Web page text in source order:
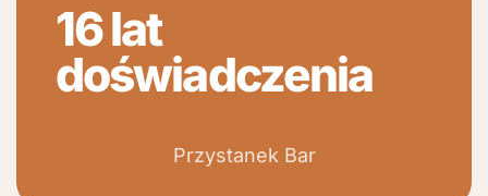
16 lat
doświadczenia
Przystanek Bar